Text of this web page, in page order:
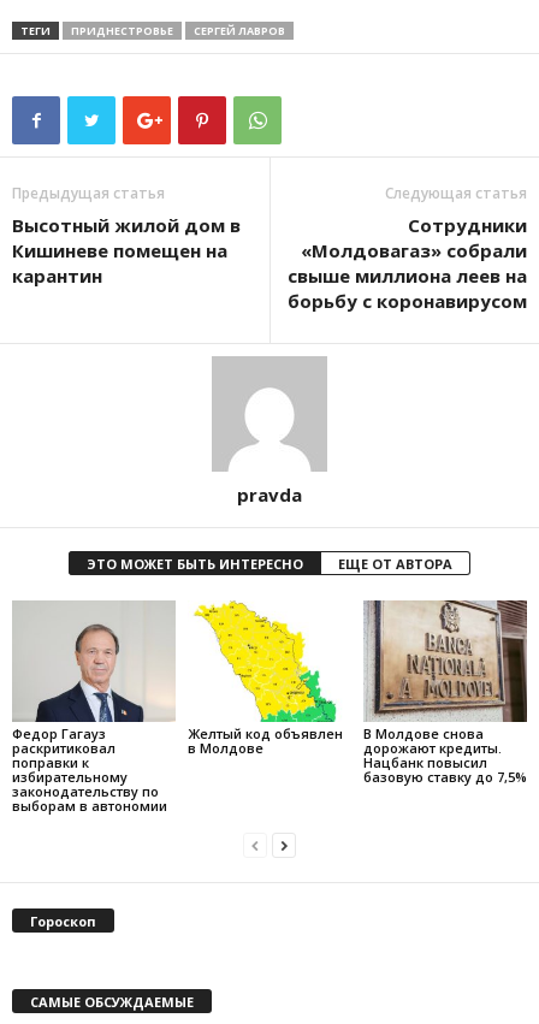
ТЕГИ ПРИДНЕСТРОВЬЕ СЕРГЕЙ ЛАВРОВ
Предыдущая статья
Высотный жилой дом в
Кишиневе помещен на
карантин
Следующая статья
Сотрудники
«Молдовагаз» собрали
свыше миллиона леев на
борьбу с коронавирусом
pravda
ЭТО МОЖЕТ БЫТЬ ИНТЕРЕСНО ЕЩЕ ОТ АВТОРА
Федор Гагауз
раскритиковал
поправки к
избирательному
законодательству по
выборам в автономии
Желтый код объявлен
в Молдове
В Молдове снова
дорожают кредиты.
Нацбанк повысил
базовую ставку до 7,5%
Гороскоп
САМЫЕ ОБСУЖДАЕМЫЕ